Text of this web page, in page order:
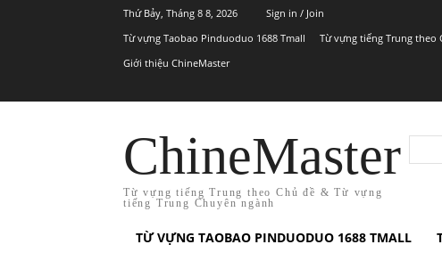
Thứ Bảy, Tháng 8 8, 2026
Sign in / Join
Từ vựng Taobao Pinduoduo 1688 Tmall
Từ vựng tiếng Trung theo
Giới thiệu ChineMaster
ChineMaster
Từ vựng tiếng Trung theo Chủ đề & Từ vựng
tiếng Trung Chuyên ngành
TỪ VỰNG TAOBAO PINDUODUO 1688 TMALL